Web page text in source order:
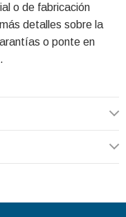
o de fabricación
detalles sobre la
o ponte en